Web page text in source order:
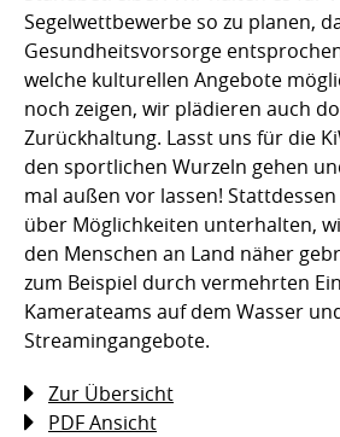
Segelwettbewerbe so zu planen,
Gesundheitsvorsorge
welche kulturellen Angebote
noch zeigen, wir plädieren auch
Zurückhaltung. Lasst uns für die
den sportlichen Wurzeln gehen
mal außen vor lassen!
über Möglichkeiten unterhalten,
den Menschen an Land näher
zum Beispiel durch vermehrten
Kamerateams auf dem Wasser
Streamingangebote.
Zur Übersicht
PDF Ansicht